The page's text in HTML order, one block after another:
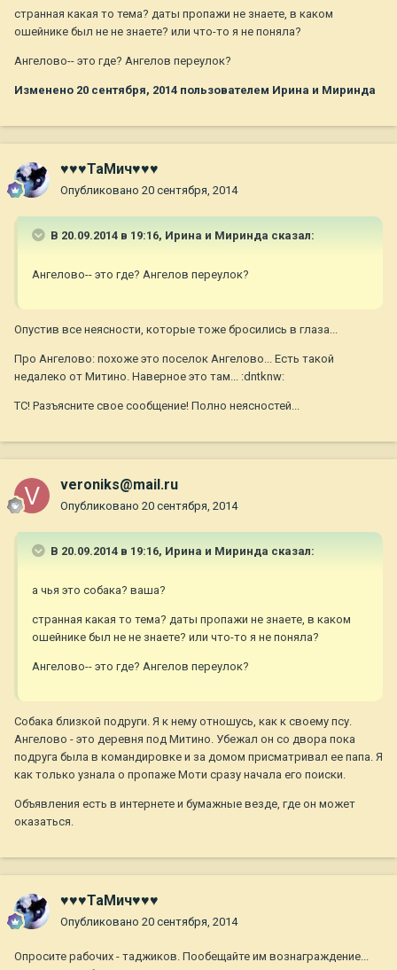
странная какая то тема? даты пропажи не знаете, в каком
ошейнике был не не знаете? или что-то я не поняла?
Ангелово-- это где? Ангелов переулок?
Изменено 20 сентября, 2014 пользователем Ирина и Миринда
♥♥♥ТаМич♥♥♥
Опубликовано 20 сентября, 2014
В 20.09.2014 в 19:16, Ирина и Миринда сказал:
Ангелово-- это где? Ангелов переулок?
Опустив все неясности, которые тоже бросились в глаза...
Про Ангелово: похоже это поселок Ангелово... Есть такой
недалеко от Митино. Наверное это там... :dntknw:
ТС! Разъясните свое сообщение! Полно неясностей...
veroniks@mail.ru
Опубликовано 20 сентября, 2014
В 20.09.2014 в 19:16, Ирина и Миринда сказал:
а чья это собака? ваша?
странная какая то тема? даты пропажи не знаете, в каком
ошейнике был не не знаете? или что-то я не поняла?
Ангелово-- это где? Ангелов переулок?
Собака близкой подруги. Я к нему отношусь, как к своему псу.
Ангелово - это деревня под Митино. Убежал он со двора пока
подруга была в командировке и за домом присматривал ее папа. Я
как только узнала о пропаже Моти сразу начала его поиски.
Объявления есть в интернете и бумажные везде, где он может
оказаться.
♥♥♥ТаМич♥♥♥
Опубликовано 20 сентября, 2014
Опросите рабочих - таджиков. Пообещайте им вознаграждение...